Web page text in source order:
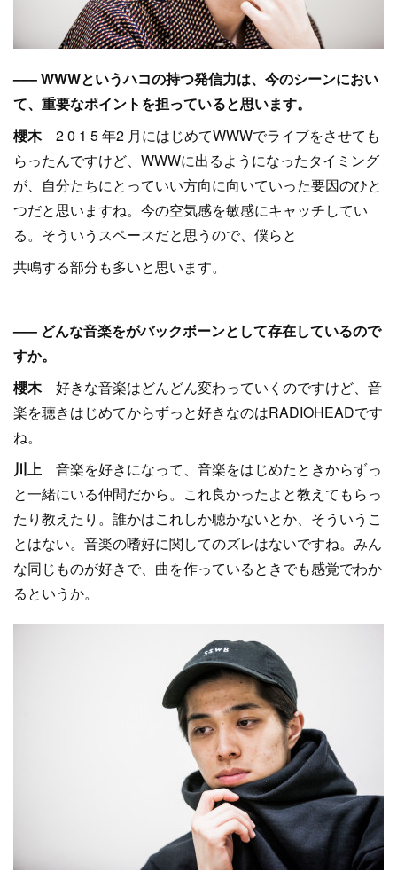
––– WWWというハコの持つ発信力は、今のシーンにおい
て、重要なポイントを担っていると思います。
櫻木2 0 1 5 年2 月にはじめてWWWでライブをさせても
らったんですけど、WWWに出るようになったタイミング
が、自分たちにとっていい方向に向いていった要因のひと
つだと思いますね。今の空気感を敏感にキャッチしてい
る。そういうスペースだと思うので、僕らと
共鳴する部分も多いと思います。
––– どんな音楽をがバックボーンとして存在しているので
すか。
櫻木好きな音楽はどんどん変わっていくのですけど、音
楽を聴きはじめてからずっと好きなのはRADIOHEADです
ね。
川上 音楽を好きになって、音楽をはじめたときからずっ
と一緒にいる仲間だから。これ良かったよと教えてもらっ
たり教えたり。誰かはこれしか聴かないとか、そういうこ
とはない。音楽の嗜好に関してのズレはないですね。みん
な同じものが好きで、曲を作っているときでも感覚でわか
るというか。